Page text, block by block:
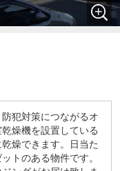
犯対策につながるオ
燥機を設置している
燥できます。日当た
トのある物件です。